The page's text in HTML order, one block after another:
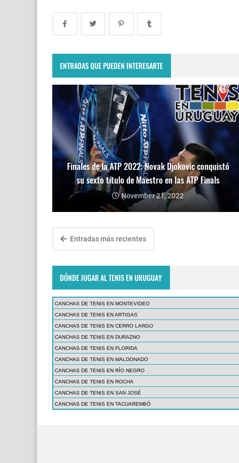
ENTRADAS QUE PUEDEN INTERESARTE
Finales de la ATP 2022: Novak Djokovic conquistó
su sexto título de Maestro en las ATP Finals
November 21, 2022
Entradas más recientes
DÓNDE JUGAR AL TENIS EN URUGUAY
CANCHAS DE TENIS EN MONTEVIDEO
CANCHAS DE TENIS EN ARTIGAS
CANCHAS DE TENIS EN CERRO LARGO
CANCHAS DE TENIS EN DURAZNO
CANCHAS DE TENIS EN FLORIDA
CANCHAS DE TENIS EN MALDONADO
CANCHAS DE TENIS EN RÍO NEGRO
CANCHAS DE TENIS EN ROCHA
CANCHAS DE TENIS EN SAN JOSÉ
CANCHAS DE TENIS EN TACUAREMBÓ